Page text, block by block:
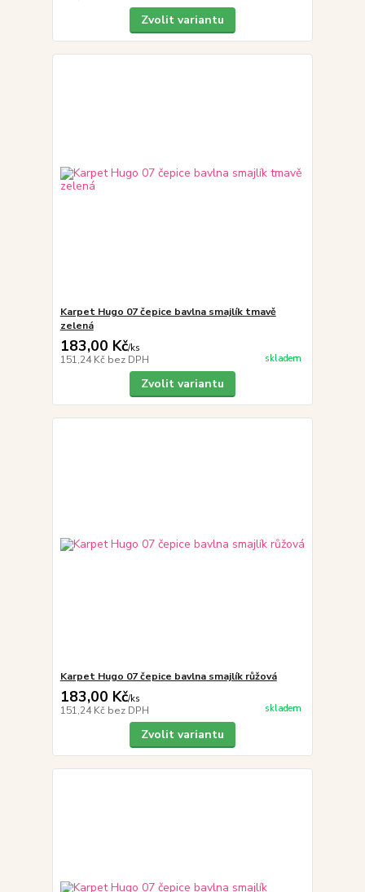
Zvolit variantu
Karpet Hugo 07 čepice bavlna smajlík tmavě
zelená
183,00 Kč/ks
151,24 Kč bez DPH skladem
Zvolit variantu
Karpet Hugo 07 čepice bavlna smajlík růžová
183,00 Kč/ks
151,24 Kč bez DPH skladem
Zvolit variantu